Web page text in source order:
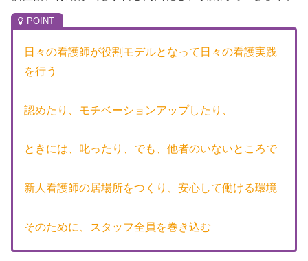
日々の看護師が役割モデルとなって日々の看護実践
を行う
認めたり、モチベーションアップしたり、
ときには、叱ったり、でも、他者のいないところで
新人看護師の居場所をつくり、安心して働ける環境
そのために、スタッフ全員を巻き込む